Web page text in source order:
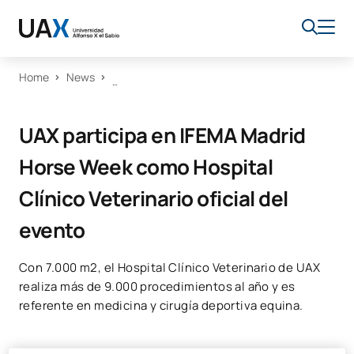
Home News
UAX participa en IFEMA Madrid
Horse Week como Hospital
Clínico Veterinario oficial del
evento
Con 7.000 m2, el Hospital Clínico Veterinario de UAX
realiza más de 9.000 procedimientos al año y es
referente en medicina y cirugía deportiva equina.